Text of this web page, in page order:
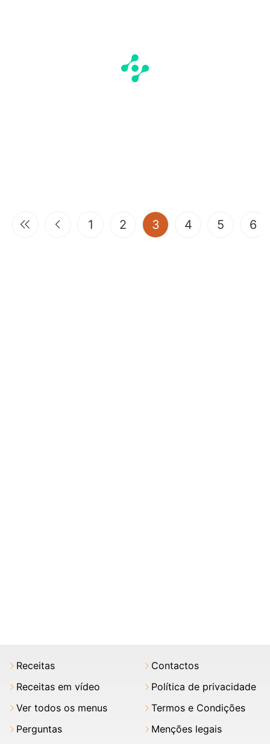
1 2 3(current)
4 5 6
Receitas
Receitas em vídeo
Ver todos os menus
Perguntas
Contactos
Política de privacidade
Termos e Condições
Menções legais